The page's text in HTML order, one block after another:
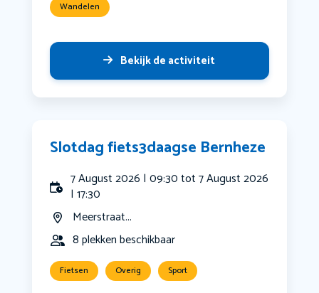
Wandelen
Bekijk de activiteit
Slotdag fiets3daagse Bernheze
7 August 2026 | 09:30 tot 7 August 2026
| 17:30
Meerstraat...
8 plekken beschikbaar
Fietsen Overig Sport